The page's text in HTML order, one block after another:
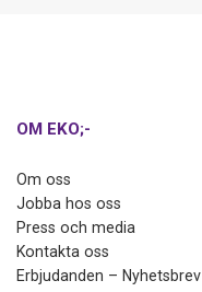
OM EKO;-
Om oss
Jobba hos oss
Press och media
Kontakta oss
Erbjudanden – Nyhetsbrev